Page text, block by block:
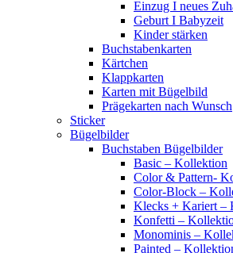
Einzug I neues
Geburt I Babyzeit
Kinder stärken
Buchstabenkarten
Kärtchen
Klappkarten
Karten mit Bügelbild
Prägekarten nach Wunsch
Sticker
Bügelbilder
Buchstaben Bügelbilder
Basic – Kollektion
Color & Pattern-
Color-Block –
Klecks + Kariert –
Konfetti –
Monominis –
Painted –